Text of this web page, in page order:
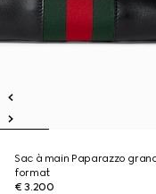
Sac à main Paparazzo
format
€ 3.200